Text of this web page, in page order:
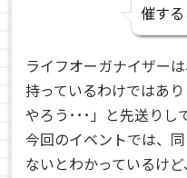
催する
ライフオーガナイザー
持っているわけではあ
やろう･･･」と先送りし
今回のイベントでは、
ないとわかっているけ